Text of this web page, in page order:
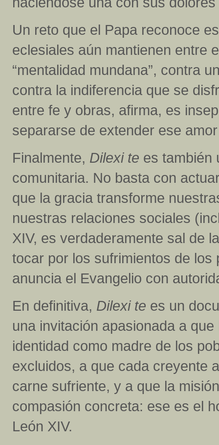
Un reto que el Papa reconoce
eclesiales aún mantienen entre
“mentalidad mundana”, contra
contra la indiferencia que se
entre fe y obras, afirma, es
separarse de extender ese
Finalmente, Dilexi te es también
comunitaria. No basta con
que la gracia transforme
nuestras relaciones sociales
XIV, es verdaderamente sal de
tocar por los sufrimientos de
anuncia el Evangelio con
En definitiva, Dilexi te es un
una invitación apasionada a
identidad como madre de los
excluidos, a que cada creyente
carne sufriente, y a que la
compasión concreta: ese es el
León XIV.